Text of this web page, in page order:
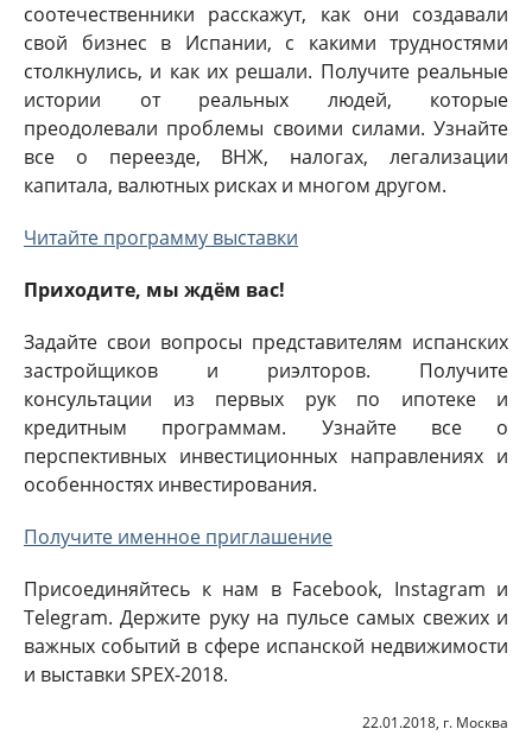
соотечественники расскажут, как они создавали
свой бизнес в Испании, с какими трудностями
столкнулись, и как их решали. Получите реальные
истории от реальных людей, которые
преодолевали проблемы своими силами. Узнайте
все о переезде, ВНЖ, налогах, легализации
капитала, валютных рисках и многом другом.
Читайте программу выставки
Приходите, мы ждём вас!
Задайте свои вопросы представителям испанских
застройщиков и риэлторов. Получите
консультации из первых рук по ипотеке и
кредитным программам. Узнайте все о
перспективных инвестиционных направлениях и
особенностях инвестирования.
Получите именное приглашение
Присоединяйтесь к нам в Facebook, Instagram и
Telegram. Держите руку на пульсе самых свежих и
важных событий в сфере испанской недвижимости
и выставки SPEX-2018.
22.01.2018, г. Москва